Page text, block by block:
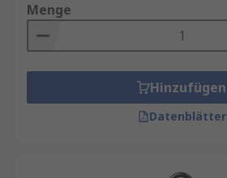
Menge
Hinzufügen
Datenblätter